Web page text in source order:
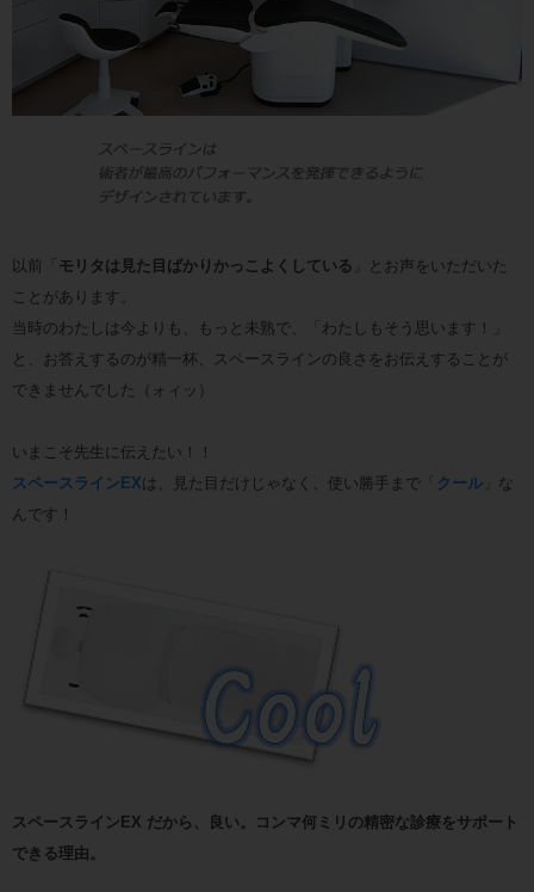
以前「 モリタは見た目ばかりかっこよくしている 」とお声をいただいた
ことがあります。
当時のわたしは今よりも、もっと未熟で、「わたしもそう思います！」
と、お答えするのが精一杯、スペースラインの良さをお伝えすることが
できませんでした（ォィッ）
いまこそ先生に伝えたい！！
スペースラインEXは、見た目だけじゃなく、使い勝手まで「 クール 」な
んです！
スペースラインEX だから、良い。コンマ何ミリの精密な診療をサポート
できる理由。